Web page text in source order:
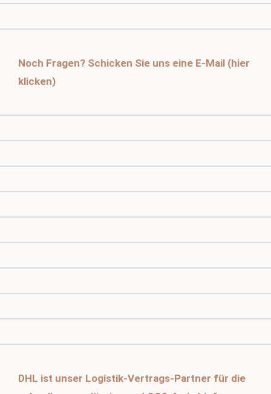
Noch Fragen? Schicken Sie uns eine E-Mail (hier
klicken)
DHL ist unser Logistik-Vertrags-Partner für die